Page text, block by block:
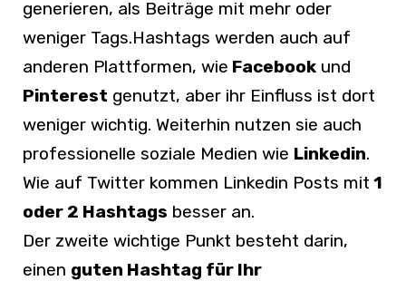
generieren, als Beiträge mit mehr oder
weniger Tags.Hashtags werden auch auf
anderen Plattformen, wie Facebook und
Pinterest genutzt, aber ihr Einfluss ist dort
weniger wichtig. Weiterhin nutzen sie auch
professionelle soziale Medien wie Linkedin.
Wie auf Twitter kommen Linkedin Posts mit 1
oder 2 Hashtags besser an.
Der zweite wichtige Punkt besteht darin,
einen guten Hashtag für Ihr